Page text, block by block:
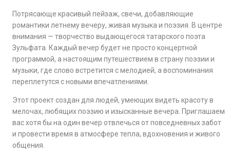
Потрясающе красивый пейзаж, свечи, добавляющие
романтики летнему вечеру, живая музыка и поэзия. В центре
внимания — творчество выдающегося татарского поэта
Зульфата. Каждый вечер будет не просто концертной
программой, а настоящим путешествием в страну поэзии и
музыки, где слово встретится с мелодией, а воспоминания
переплетутся с новыми впечатлениями.
Этот проект создан для людей, умеющих видеть красоту в
мелочах, любящих поэзию и изысканные вечера. Приглашаем
вас хотя бы на один вечер отвлечься от повседневных забот
и провести время в атмосфере тепла, вдохновения и живого
общения.